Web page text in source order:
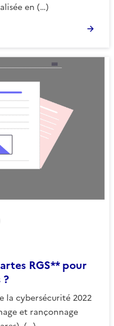
en (…)
RGS** pour
la cybersécurité 2022
et rançonnage